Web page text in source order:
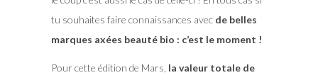
tu souhaites faire connaissances avec de belles
marques axées beauté bio : c’est le moment !
Pour cette édition de Mars, la valeur totale de